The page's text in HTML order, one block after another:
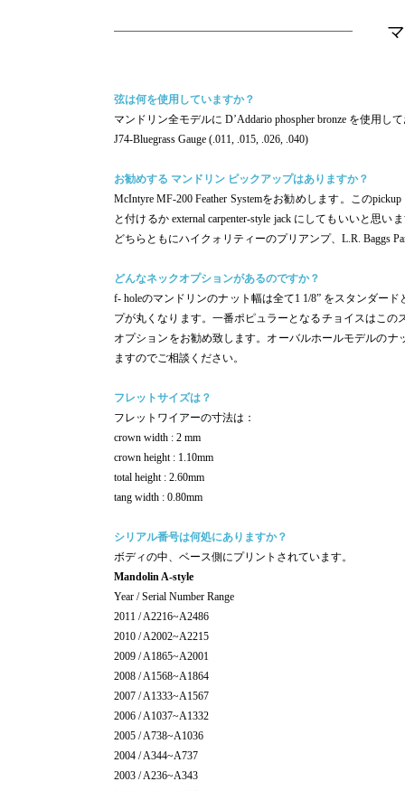
弦は何を使用していますか？
マンドリン全モデルに D’Addario phospher bronze を使用し
J74-Bluegrass Gauge (.011, .015, .026, .040)
お勧めする マンドリン ピックアップはありますか？
McIntyre MF-200 Feather Systemをお勧めします。この
と付けるか external carpenter-style jack にしてもいいと思
どちらともにハイクォリティーのプリアンプ、L.R. Baggs
どんなネックオプションがあるのですか？
f- holeのマンドリンのナット幅は全て1 1/8” をスタンダー
プが丸くなります。一番ポピュラーとなるチョイスはこ
オプションをお勧め致します。オーバルホールモデルの
ますのでご相談ください。
フレットサイズは？
フレットワイアーの寸法は：
crown width : 2 mm
crown height : 1.10mm
total height : 2.60mm
tang width : 0.80mm
シリアル番号は何処にありますか？
ボディの中、ベース側にプリントされています。
Mandolin A-style
Year / Serial Number Range
2011 / A2216~A2486
2010 / A2002~A2215
2009 / A1865~A2001
2008 / A1568~A1864
2007 / A1333~A1567
2006 / A1037~A1332
2005 / A738~A1036
2004 / A344~A737
2003 / A236~A343